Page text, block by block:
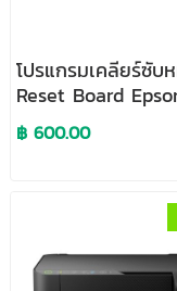
โปรแกรมเคลียร์ซับ
Reset Board
L1210
฿ 600.00